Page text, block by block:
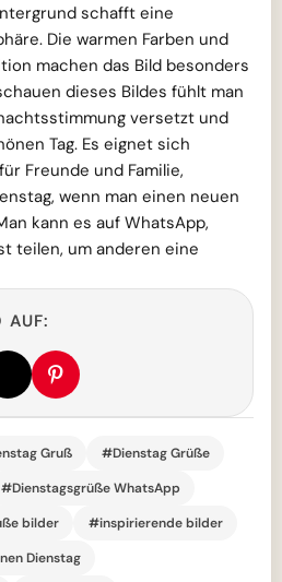
schafft eine
Die warmen Farben und
machen das Bild besonders
dieses Bildes fühlt man
versetzt und
Tag. Es eignet sich
Freunde und Familie,
wenn man einen neuen
kann es auf WhatsApp,
teilen, um anderen eine
AUF:
Gruß
#Dienstag Grüße
#Dienstagsgrüße WhatsApp
bilder
#inspirierende bilder
Dienstag